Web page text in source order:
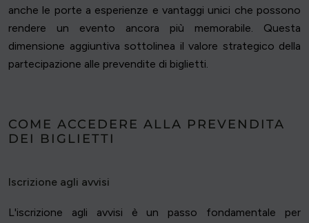
anche le porte a esperienze e vantaggi unici che possono
rendere un evento ancora più memorabile. Questa
dimensione aggiuntiva sottolinea il valore strategico della
partecipazione alle prevendite di biglietti.
COME ACCEDERE ALLA PREVENDITA
DEI BIGLIETTI
Iscrizione agli avvisi
L'iscrizione agli avvisi è un passo fondamentale per